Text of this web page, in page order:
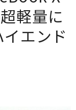
軽量に
エンド